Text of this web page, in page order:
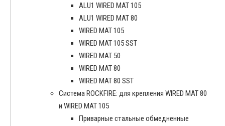
ALU1 WIRED MAT 105
ALU1 WIRED MAT 80
WIRED MAT 105
WIRED MAT 105 SST
WIRED MAT 50
WIRED MAT 80
WIRED MAT 80 SST
Система ROCKFIRE: для крепления WIRED MAT 80
и WIRED MAT 105
Приварные стальные обмедненные